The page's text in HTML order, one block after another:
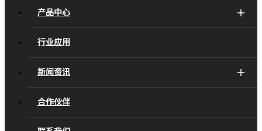
产品中心
行业应用
新闻资讯
合作伙伴